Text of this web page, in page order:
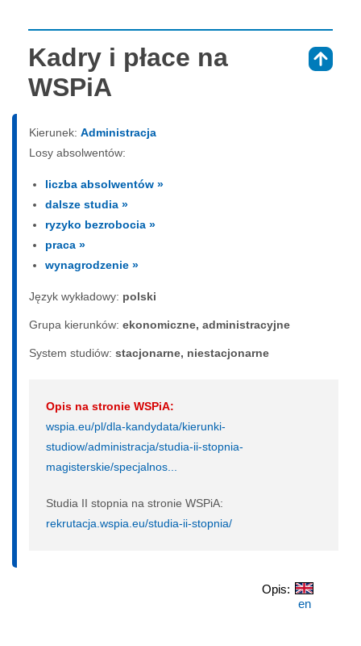
Kadry i płace na
WSPiA
Kierunek: Administracja
Losy absolwentów:
liczba absolwentów »
dalsze studia »
ryzyko bezrobocia »
praca »
wynagrodzenie »
Język wykładowy: polski
Grupa kierunków: ekonomiczne, administracyjne
System studiów: sta­cjo­nar­ne, nie­sta­cjo­nar­ne
Opis na stronie WSPiA:
wspia.eu/pl/dla-kandydata/kierunki-
studiow/administracja/studia-ii-stopnia-
magisterskie/specjalnos...
Studia II stopnia na stronie WSPiA:
rekrutacja.wspia.eu/studia-ii-stopnia/
Opis:
en